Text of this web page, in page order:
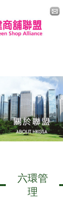
六環管
理